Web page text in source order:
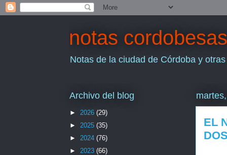
notas cordobesas
Notas de la ciudad de Córdoba y
EL
Archivo del blog
► 2026 (29)
► 2025 (35)
► 2024 (76)
► 2023 (66)